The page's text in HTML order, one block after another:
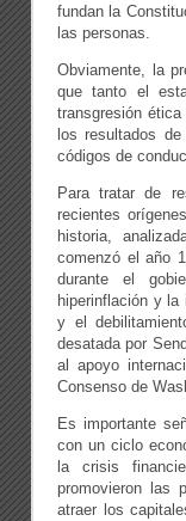
fundan la
las personas.
Obviamente, la
que tanto el
transgresión
los resultados
códigos de
Para tratar de
recientes
historia,
comenzó el año
durante el
hiperinflación y
y el
desatada por
al apoyo
Consenso de
Es importante
con un ciclo
la crisis
promovieron las
atraer los